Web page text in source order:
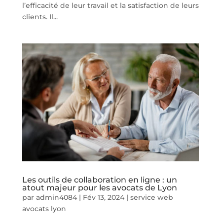
l’efficacité de leur travail et la satisfaction de leurs
clients. Il...
Les outils de collaboration en ligne : un
atout majeur pour les avocats de Lyon
par admin4084| Fév 13, 2024| service web
avocats lyon